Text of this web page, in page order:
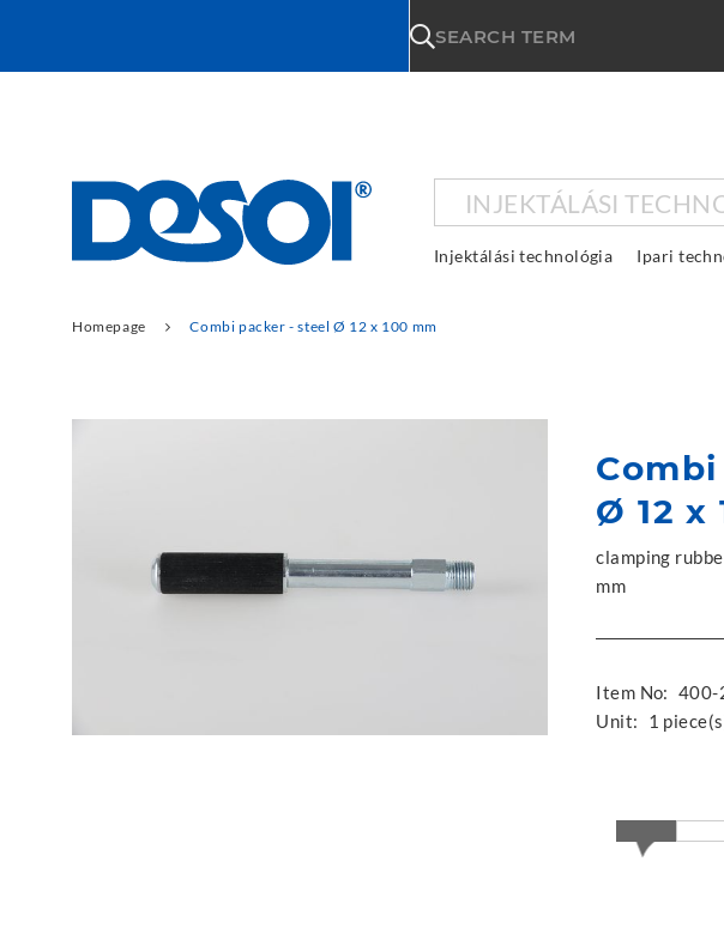
SEARCH TERM
INJEKTÁLÁSI
Injektálási technológia Ipari
Homepage Combi packer - steel Ø 12 x 100 mm
Ø 12 x
clamping
mm
Item No: 400-
Unit:
1